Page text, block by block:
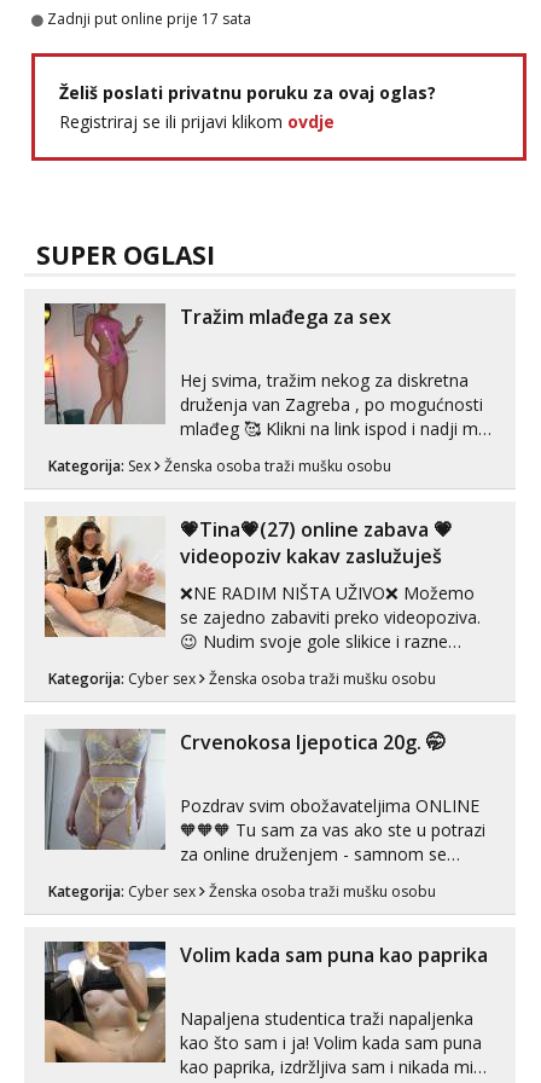
Tel: 064/677-677
tel:0,93€ - mob:1,12€ min
Alisa
Čekam tvoj poziv!
Zara
Čekam tvoj poziv!
Tel:
tel:0,93€ - mob:1,12€ min
Anđela
Čekam tvoj poziv!
064/677-677 - Kod: #142
Zadnji put online prije 17 sata
Želiš poslati privatnu poruku za ovaj oglas?
Registriraj se ili prijavi klikom ovdje
SUPER OGLASI
Tražim mlađega za sex
Hej svima, tražim nekog za diskretna
druženja van Zagreba , po mogućnosti
mlađeg 🥰 Klikni na link ispod i nadji me
Kategorija: Sex Ženska osoba traži mušku osobu
💗Tina💗(27) online zabava 💗
videopoziv kakav zaslužuješ
❌NE RADIM NIŠTA UŽIVO❌ Možemo
se zajedno zabaviti preko videopoziva.
😉 Nudim svoje gole slikice i razne
videouradke. 🤩 Za online zabavu pošalji
poruku na Whatsapp, Telegram ili Viber.
autentičnosti možeš me vidjeti na
videopozivu. 😉 S vama sam vec 5 ...
Kategorija: Cyber sex Ženska osoba traži mušku osobu
Crvenokosa ljepotica 20g. 🤭
Pozdrav svim obožavateljima ONLINE
🧡🧡🧡 Tu sam za vas ako ste u potrazi
za online druženjem - samnom se
možete zabaviti preko videopoziva, ili
ako vam nisam dovoljna radim i u paru i
😉 Radim i vruća tipkanja uz slike i hot
line pozive. Za vas sam pripremila ...
Kategorija: Cyber sex Ženska osoba traži mušku osobu
Volim kada sam puna kao paprika
Napaljena studentica traži napaljenka
kao što sam i ja! Volim kada sam puna
kao paprika, izdržljiva sam i nikada mi